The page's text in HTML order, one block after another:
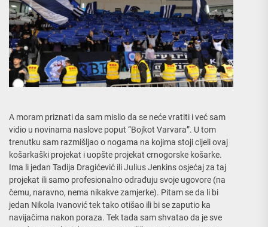
A moram priznati da sam mislio da se neće vratiti i već sam
vidio u novinama naslove poput “Bojkot Varvara”. U tom
trenutku sam razmišljao o nogama na kojima stoji cijeli ovaj
košarkaški projekat i uopšte projekat crnogorske košarke.
Ima li jedan Tadija Dragićević ili Julius Jenkins osjećaj za taj
projekat ili samo profesionalno odrađuju svoje ugovore (na
čemu, naravno, nema nikakve zamjerke). Pitam se da li bi
jedan Nikola Ivanović tek tako otišao ili bi se zaputio ka
navijačima nakon poraza. Tek tada sam shvatao da je sve